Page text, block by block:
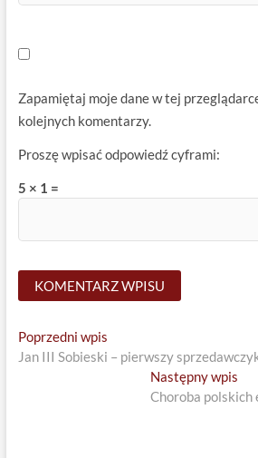
Zapamiętaj moje dane w tej
kolejnych komentarzy.
Proszę wpisać odpowiedź cyframi:
5 × 1 =
Nawigacja
wpisu
Poprzedni wpisPrevious
post:
Jan III Sobieski – pierwszy
Następny wpis
Choroba polskich